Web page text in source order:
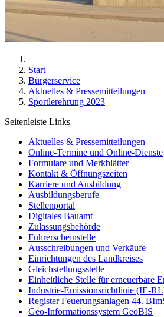
Start
Bürgerservice
Aktuelles & Pressemitteilungen
Sportlerehrung 2023
Seitenleiste Links
Aktuelles & Pressemitteilungen
Online-Termine und Online-Dienste
Formulare und Merkblätter
Kontakt & Öffnungszeiten
Karriere und Ausbildung
Ausbildungsberufe
Stellenportal
Digitales Bauamt
Zulassungsbehörde
Führerscheinstelle
Ausschreibungen und Verkäufe
Einrichtungen des Landkreises
Gleichstellungsstelle
Einheitliche Stelle für erneuerbare
Industrie-Emissionsrichtlinie (IE-
Register Feuerungsanlagen 44.
Geo-Informationssystem GeoBIS